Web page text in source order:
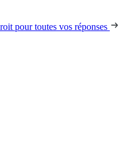
pour toutes vos réponses